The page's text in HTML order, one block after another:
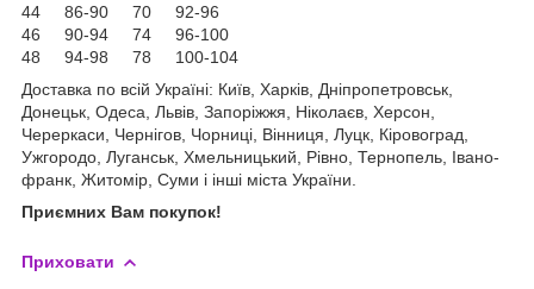
44 86-90 70 92-96
46 90-94 74 96-100
48 94-98 78 100-104
Доставка по всій Україні: Київ, Харків, Дніпропетровськ,
Донецьк, Одеса, Львів, Запоріжжя, Ніколаєв, Херсон,
Череркаси, Чернігов, Чорниці, Вінниця, Луцк, Кіровоград,
Ужгородо, Луганськ, Хмельницький, Рівно, Тернопель, Івано-
франк, Житомір, Суми і інші міста України.
Приємних Вам покупок!
Приховати